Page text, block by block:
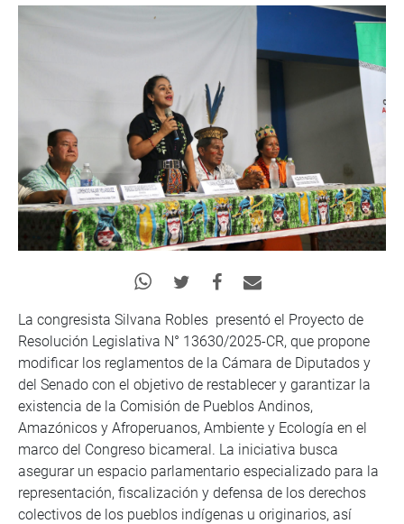
La congresista Silvana Robles presentó el Proyecto de
Resolución Legislativa N° 13630/2025-CR, que propone
modificar los reglamentos de la Cámara de Diputados y
del Senado con el objetivo de restablecer y garantizar la
existencia de la Comisión de Pueblos Andinos,
Amazónicos y Afroperuanos, Ambiente y Ecología en el
marco del Congreso bicameral. La iniciativa busca
asegurar un espacio parlamentario especializado para la
representación, fiscalización y defensa de los derechos
colectivos de los pueblos indígenas u originarios, así